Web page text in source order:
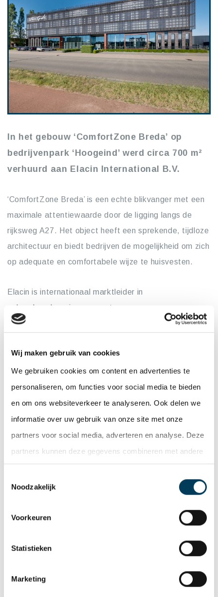
Wij maken gebruik van cookies
We gebruiken cookies om content en advertenties te
personaliseren, om functies voor social media te bieden
en om ons websiteverkeer te analyseren. Ook delen we
informatie over uw gebruik van onze site met onze
partners voor social media, adverteren en analyse. Deze
partners kunnen deze gegevens combineren met andere
verzameld op basis van uw gebruik van hun services.
Noodzakelijk
Voorkeuren
Statistieken
Marketing
In het gebouw ‘ComfortZone Breda’ op
bedrijvenpark ‘Hoogeind’ werd circa 700 m²
verhuurd aan Elacin International B.V.
‘ComfortZone Breda’ is een echte blikvanger met een
maximale attentiewaarde door de ligging langs de
rijksweg A27. Het object heeft een sprekende, tijdloze
architectuur en biedt bedrijven de mogelijkheid om zich
op adequate en comfortabele wijze te huisvesten.
Elacin is internationaal marktleider in
gehoorbescherming op maat en
communicatieoplossingen voor de industrie. Het bedrijf
Met de verhuizing van de Nederlandse vestiging naar
‘ComfortZone Breda’ wordt ingezet op verdere groei
van het bedrijf en het creëren van een dynamische
ontmoetingsplek voor medewerkers en klanten.
De Lobel & Partners – real estate experts –
realiseerde deze transactie namens de verhuurder.
Facebook
Twitter
WILT U MEER INFORMATIE N.A.V. DIT